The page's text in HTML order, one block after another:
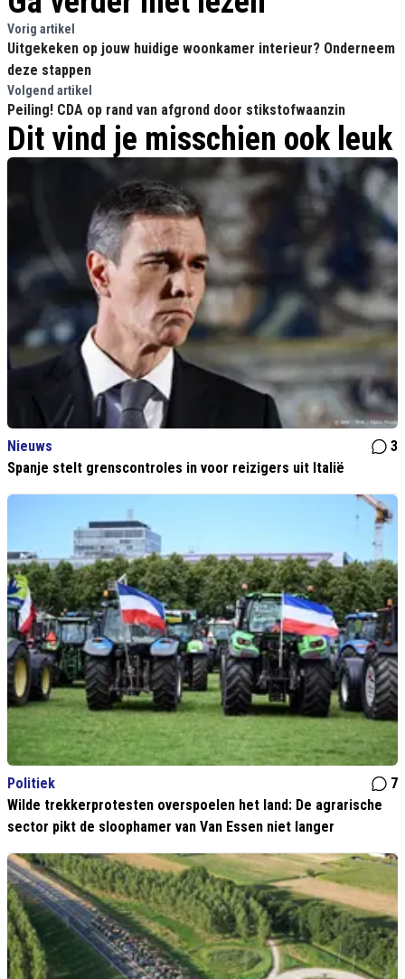
Vorig artikel
Uitgekeken op jouw huidige woonkamer interieur? Onderneem
deze stappen
Volgend artikel
Peiling! CDA op rand van afgrond door stikstofwaanzin
Dit vind je misschien ook leuk
Nieuws
3
Spanje stelt grenscontroles in voor reizigers uit Italië
Politiek
7
Wilde trekkerprotesten overspoelen het land: De agrarische
sector pikt de sloophamer van Van Essen niet langer